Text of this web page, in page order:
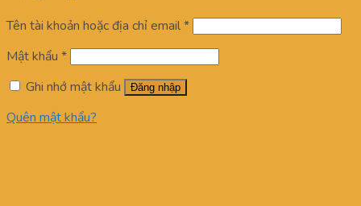
Tên tài khoản hoặc địa chỉ email*
Mật khẩu *
Ghi nhớ mật khẩu
Đăng nhập
Quên mật khẩu?